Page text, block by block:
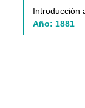
Introducción
Año: 1881